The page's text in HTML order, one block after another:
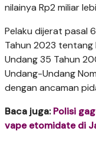
nilainya Rp2 miliar
Pelaku dijerat pasal
Tahun 2023 tentang
Undang 35 Tahun
Undang-Undang
dengan ancaman
Baca juga:Polisi
vape etomidate di